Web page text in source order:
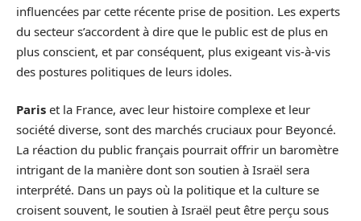
influencées par cette récente prise de position. Les experts
du secteur s’accordent à dire que le public est de plus en
plus conscient, et par conséquent, plus exigeant vis-à-vis
des postures politiques de leurs idoles.
Paris et la France, avec leur histoire complexe et leur
société diverse, sont des marchés cruciaux pour Beyoncé.
La réaction du public français pourrait offrir un baromètre
intrigant de la manière dont son soutien à Israël sera
interprété. Dans un pays où la politique et la culture se
croisent souvent, le soutien à Israël peut être perçu sous